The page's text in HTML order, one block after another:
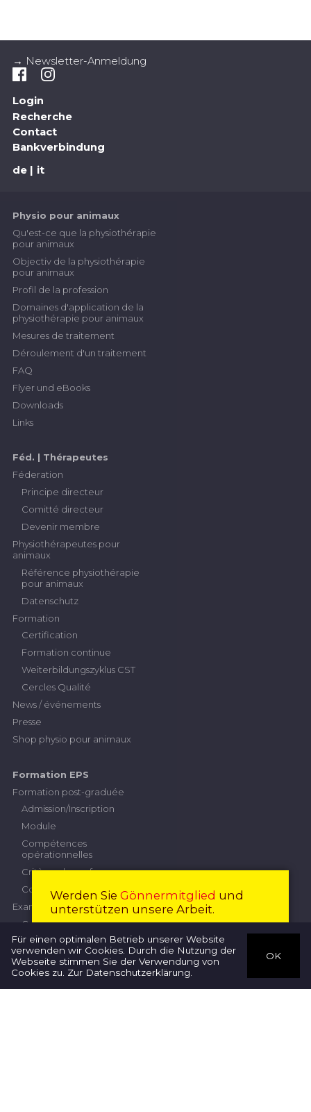
Thérapeutes
→ Newsletter-Anmeldung
Login
Recherche
Contact
Bankverbindung
de
it
Physio pour animaux
Qu'est-ce que la physiothérapie
pour animaux
Objectiv de la physiothérapie
pour animaux
Profil de la profession
Domaines d'application de la
physiothérapie pour animaux
Mesures de traitement
Déroulement d'un traitement
FAQ
Flyer und eBooks
Downloads
Links
Féd. | Thérapeutes
Féderation
Principe directeur
Comitté directeur
Devenir membre
Physiothérapeutes pour
animaux
Référence physiothérapie
pour animaux
Datenschutz
Formation
Certification
Formation continue
Weiterbildungszyklus CST
Cercles Qualité
News / événements
Presse
Shop physio pour animaux
Formation EPS
Formation post-graduée
Admission/Inscription
Module
Compétences
opérationnelles
Critères de performance
Contribution
Examen professionnel supérieur
Commission d'examen
Inscription
Règlement concernant
l’examen
Directives
Werden Sie Gönnermitglied und
unterstützen unsere Arbeit.
Devenir membre Fermer
Für einen optimalen Betrieb unserer Website
verwenden wir Cookies. Durch die Nutzung der
Webseite stimmen Sie der Verwendung von
Cookies zu. Zur Datenschutzerklärung
OK